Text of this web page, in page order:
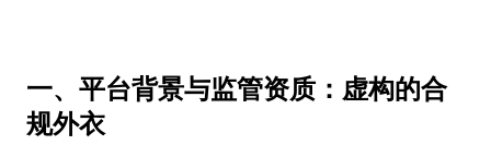
一、平台背景与监管资质：虚构的合
规外衣